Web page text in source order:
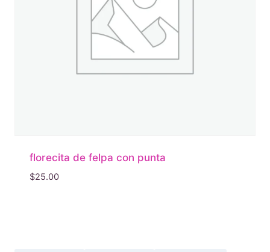
florecita de felpa con punta
$25.00